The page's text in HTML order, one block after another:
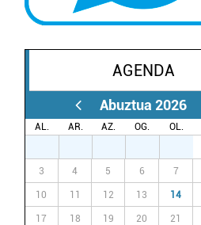
AGENDA
Abuztua 2026
AL. AR. AZ. OG. OL.
3 4 5 6 7
10 11 12 13 14
17 18 19 20 21